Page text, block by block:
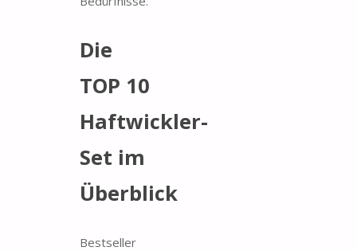
Die
TOP 10
Haftwickler-
Set im
Überblick
Bestseller